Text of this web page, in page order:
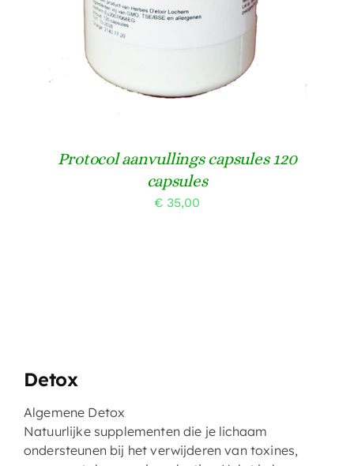
Protocol aanvullings capsules 120
capsules
€ 35,00
Detox
Algemene Detox
Natuurlijke supplementen die je lichaam
ondersteunen bij het verwijderen van toxines,